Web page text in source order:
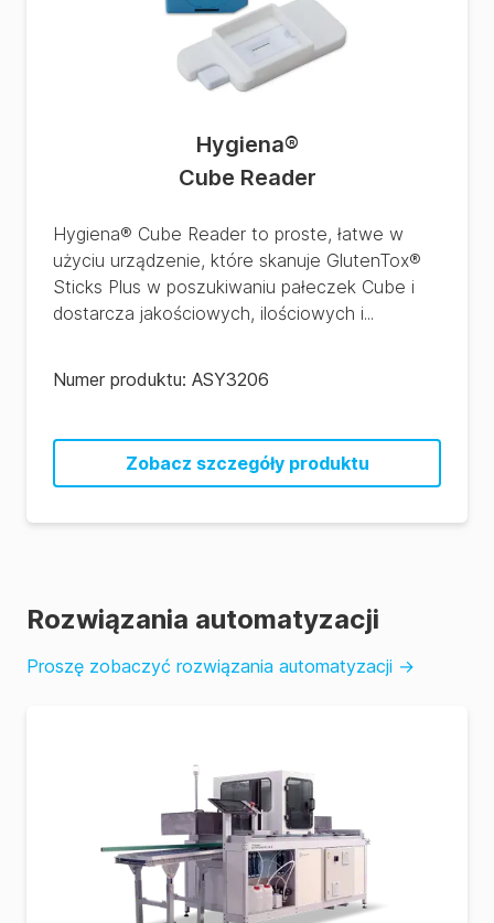
Hygiena®
Cube Reader
Hygiena® Cube Reader to proste, łatwe w
użyciu urządzenie, które skanuje GlutenTox®
Sticks Plus w poszukiwaniu pałeczek Cube i
dostarcza jakościowych, ilościowych i...
Numer produktu: ASY3206
Zobacz szczegóły produktu
Rozwiązania automatyzacji
Proszę zobaczyć rozwiązania automatyzacji →